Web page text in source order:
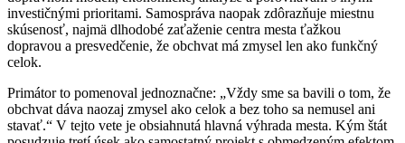
investičnými prioritami. Samospráva naopak zdôrazňuje miestnu
skúsenosť, najmä dlhodobé zaťaženie centra mesta ťažkou
dopravou a presvedčenie, že obchvat má zmysel len ako funkčný
celok.
Primátor to pomenoval jednoznačne: „Vždy sme sa bavili o tom, že
obchvat dáva naozaj zmysel ako celok a bez toho sa nemusel ani
stavať.“ V tejto vete je obsiahnutá hlavná výhrada mesta. Kým štát